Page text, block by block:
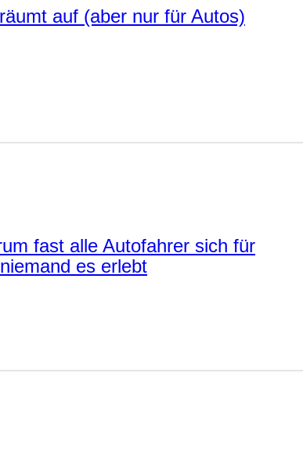
auf (aber nur für Autos)
fast alle Autofahrer sich für
es erlebt